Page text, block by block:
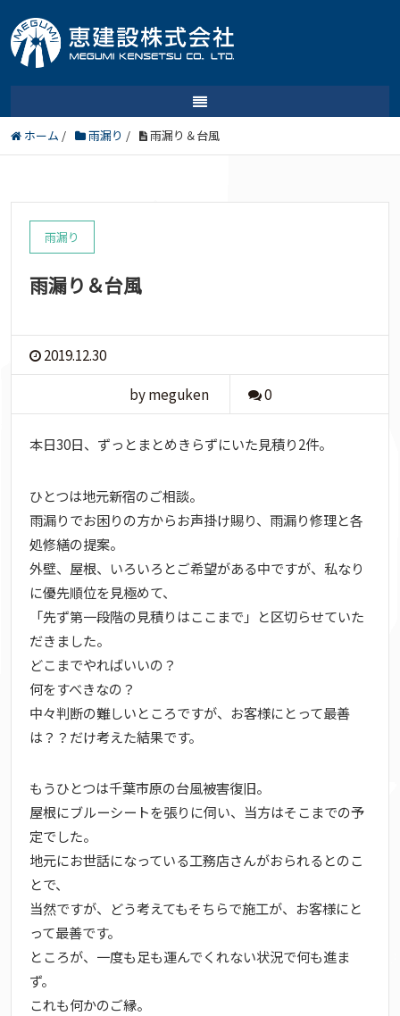
ホーム / 雨漏り / 雨漏り＆台風
雨漏り
雨漏り＆台風
2019.12.30
by meguken
0
本日30日、ずっとまとめきらずにいた見積り2件。
ひとつは地元新宿のご相談。
雨漏りでお困りの方からお声掛け賜り、雨漏り修理と各
処修繕の提案。
外壁、屋根、いろいろとご希望がある中ですが、私なり
に優先順位を見極めて、
「先ず第一段階の見積りはここまで」と区切らせていた
だきました。
どこまでやればいいの？
何をすべきなの？
中々判断の難しいところですが、お客様にとって最善
は？？だけ考えた結果です。
もうひとつは千葉市原の台風被害復旧。
屋根にブルーシートを張りに伺い、当方はそこまでの予
定でした。
地元にお世話になっている工務店さんがおられるとのこ
とで、
当然ですが、どう考えてもそちらで施工が、お客様にと
って最善です。
ところが、一度も足も運んでくれない状況で何も進ま
ず。
これも何かのご縁。